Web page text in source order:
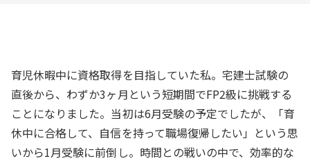
育児休暇中に資格取得を目指していた私。宅建士試験の
直後から、わずか3ヶ月という短期間でFP2級に挑戦する
ことになりました。当初は6月受験の予定でしたが、「育
休中に合格して、自信を持って職場復帰したい」という思
いから1月受験に前倒し。時間との戦いの中で、効率的な